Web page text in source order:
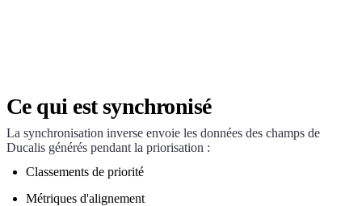
Ce qui est synchronisé
La synchronisation inverse envoie les données des champs de
Ducalis générés pendant la priorisation :
Classements de priorité
Métriques d'alignement